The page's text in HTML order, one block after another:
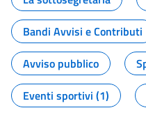
Bandi Avvisi e Contributi
Avviso pubblico
Eventi sportivi (1)